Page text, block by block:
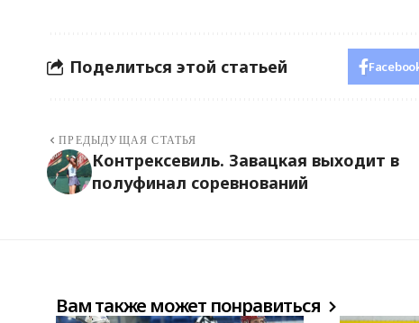
Поделиться этой статьей
ПРЕДЫДУЩАЯ СТАТЬЯ
Контрексевиль. Завацкая выходит в
полуфинал соревнований
Вам также может понравиться